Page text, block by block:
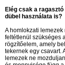
Elég csak a
dübel használata is?
A homlokzati
feltétlenül szükséges
rögzítőelem, amely
tekernek egy csavart.
lemezek ne